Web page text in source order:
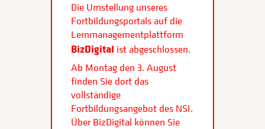
Die Umstellung unseres
Fortbildungsportals auf die
Lernmanagementplattform
BizDigital ist abgeschlossen.
Ab Montag den 3. August
finden Sie dort das
vollständige
Fortbildungsangebot des NSI.
Über BizDigital können Sie